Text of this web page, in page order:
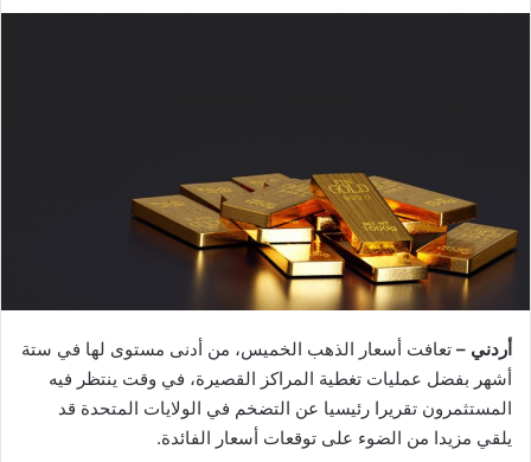
أردني – تعافت أسعار الذهب الخميس، من أدنى مستوى لها في ستة
أشهر بفضل عمليات تغطية المراكز القصيرة، في وقت ينتظر فيه
المستثمرون تقريرا رئيسيا عن التضخم في الولايات المتحدة قد
يلقي مزيدا من الضوء على توقعات أسعار الفائدة.